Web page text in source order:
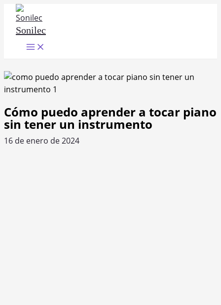
contenido
Sonilec
Main
Menu
Cómo puedo aprender a tocar piano
sin tener un instrumento
16 de enero de 2024